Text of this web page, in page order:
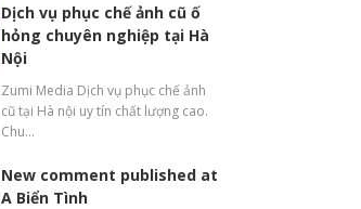
Dịch vụ phục chế ảnh cũ ố
hỏng chuyên nghiệp tại Hà
Nội
Zumi Media Dịch vụ phục chế ảnh
cũ tại Hà nội uy tín chất lượng cao.
Chu…
New comment published at
A Biển Tình